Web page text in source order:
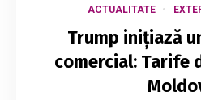
ACTUALITATE
Trump inițiază
comercial: Tarife